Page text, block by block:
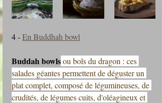
4 - En Buddhah bowl
Buddah bowls ou bols du dragon : ces
salades géantes permettent de déguster un
plat complet, composé de légumineuses, de
crudités, de légumes cuits, d'oléagineux et